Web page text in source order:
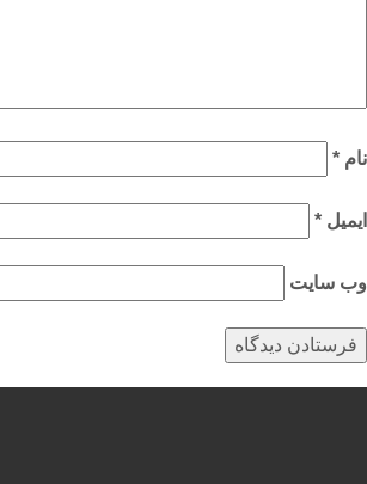
*
*
سایت